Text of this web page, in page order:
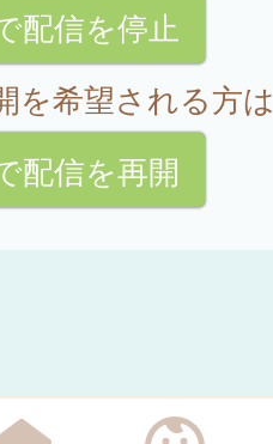
配信を停止
を希望される方は
配信を再開